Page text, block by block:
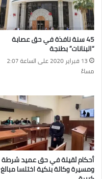
45 سنة نافذة في حق عصابة
“البنانات” بطنجة
13 فبراير 2020 على الساعة 2:07
مساءً
أحكام ثقيلة في حق عميد شرطة
ومسيرة وكالة بنكية اختلسا مبالغ